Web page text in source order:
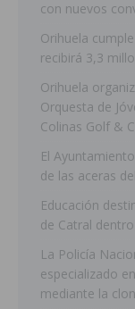
con nuevos
Orihuela
recibirá 3,3
Orihuela
Orquesta de
Colinas Golf &
El
de las aceras
Educación
de Catral
La Policía
especializado
mediante la